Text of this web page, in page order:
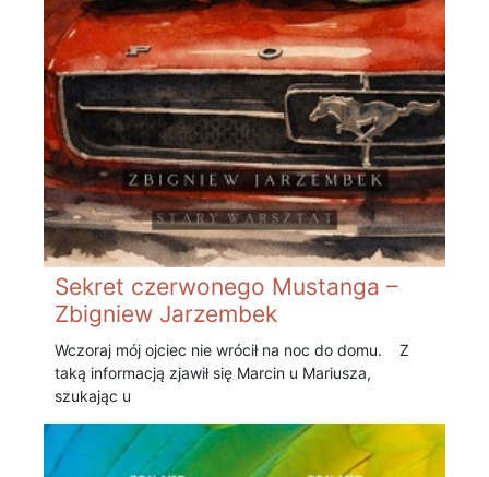
Sekret czerwonego Mustanga –
Zbigniew Jarzembek
Wczoraj mój ojciec nie wrócił na noc do domu. Z
taką informacją zjawił się Marcin u Mariusza,
szukając u